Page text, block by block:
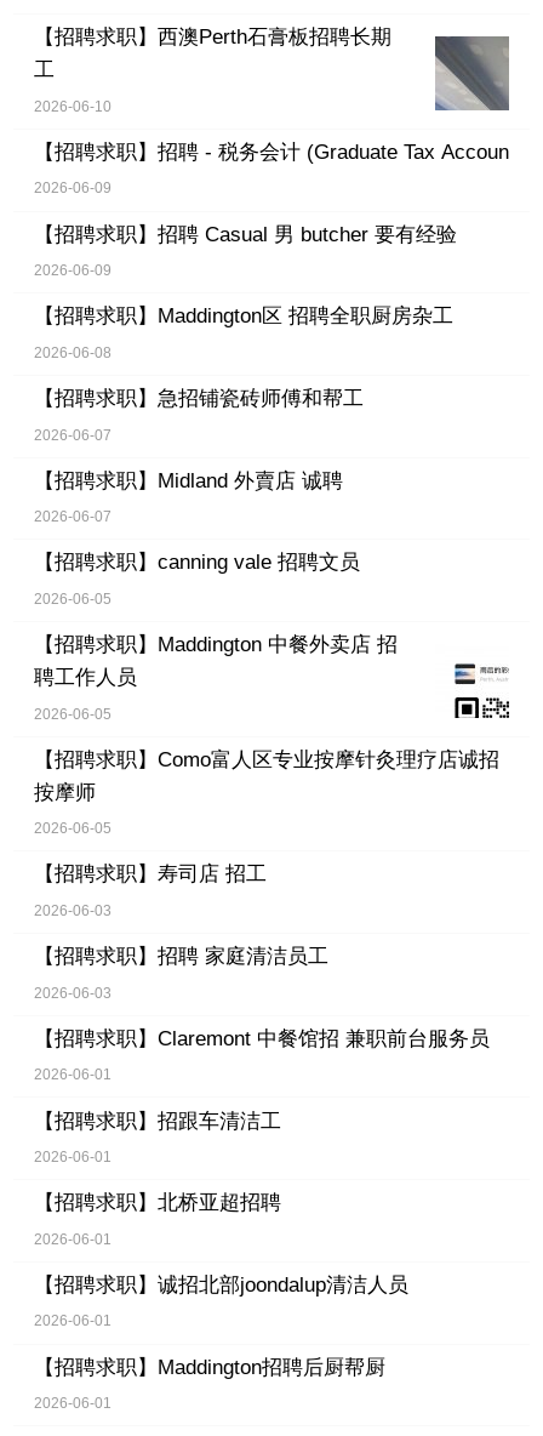
【招聘求职】 西澳Perth石膏板招聘长期
工
2026-06-10
【招聘求职】 招聘 - 税务会计 (Graduate Tax Accoun
2026-06-09
【招聘求职】 招聘 Casual 男 butcher 要有经验
2026-06-09
【招聘求职】 Maddington区 招聘全职厨房杂工
2026-06-08
【招聘求职】 急招铺瓷砖师傅和帮工
2026-06-07
【招聘求职】 Midland 外賣店 诚聘
2026-06-07
【招聘求职】 canning vale 招聘文员
2026-06-05
【招聘求职】 Maddington 中餐外卖店 招
聘工作人员
2026-06-05
【招聘求职】 Como富人区专业按摩针灸理疗店诚招
按摩师
2026-06-05
【招聘求职】 寿司店 招工
2026-06-03
【招聘求职】 招聘 家庭清洁员工
2026-06-03
【招聘求职】 Claremont 中餐馆招 兼职前台服务员
2026-06-01
【招聘求职】 招跟车清洁工
2026-06-01
【招聘求职】 北桥亚超招聘
2026-06-01
【招聘求职】 诚招北部joondalup清洁人员
2026-06-01
【招聘求职】 Maddington招聘后厨帮厨
2026-06-01